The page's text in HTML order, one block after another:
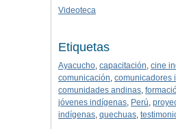
Videoteca
Etiquetas
Ayacucho, capacitación, cine
comunicación, comunicadores
comunidades andinas,
jóvenes indígenas, Perú,
indígenas, quechuas,